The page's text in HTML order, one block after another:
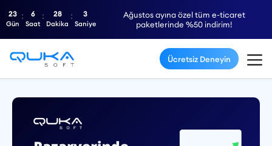
Ağustos ayına özel tüm e-ticaret
paketlerinde %50 indirim!
23
Gün
6
Saat
28
Dakika
2
Saniye
Ücretsiz Deneyin